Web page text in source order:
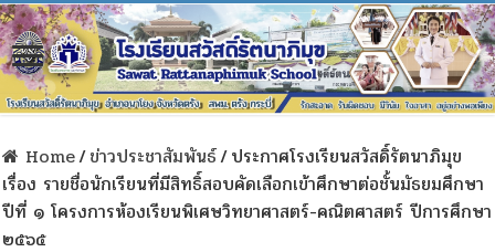
Home/ข่าวประชาสัมพันธ์/ประกาศโรงเรียนสวัสดิ์รัตนาภิมุข
เรื่อง รายชื่อนักเรียนที่มีสิทธิ์สอบคัดเลือกเข้าศึกษาต่อชั้นมัธยมศึกษา
ปีที่ ๑ โครงการห้องเรียนพิเศษวิทยาศาสตร์-คณิตศาสตร์ ปีการศึกษา
๒๕๖๕